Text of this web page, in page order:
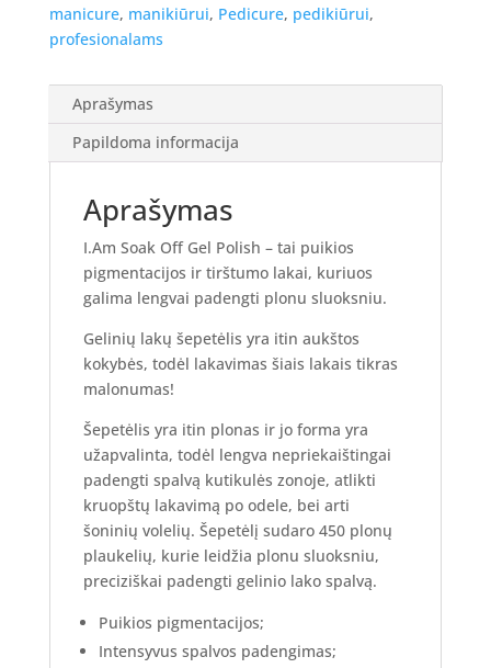
-
Blueberry
7ml.
manicure, manikiūrui, Pedicure, pedikiūrui,
profesionalams
Aprašymas
Papildoma informacija
Aprašymas
I.Am Soak Off Gel Polish – tai puikios
pigmentacijos ir tirštumo lakai, kuriuos
galima lengvai padengti plonu sluoksniu.
Gelinių lakų šepetėlis yra itin aukštos
kokybės, todėl lakavimas šiais lakais tikras
malonumas!
Šepetėlis yra itin plonas ir jo forma yra
užapvalinta, todėl lengva nepriekaištingai
padengti spalvą kutikulės zonoje, atlikti
kruopštų lakavimą po odele, bei arti
šoninių volelių. Šepetėlį sudaro 450 plonų
plaukelių, kurie leidžia plonu sluoksniu,
preciziškai padengti gelinio lako spalvą.
Puikios pigmentacijos;
Intensyvus spalvos padengimas;